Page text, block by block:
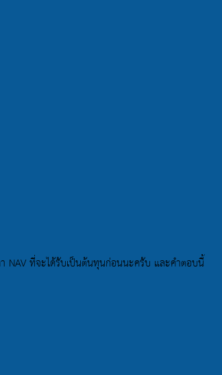
NAV ที่จะได้รับเป็นต้นทุนก่อนนะครับ และคำตอบนี้